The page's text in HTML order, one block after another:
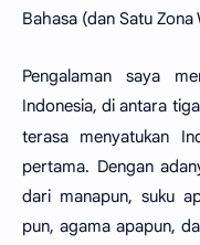
Bahasa (dan Satu Zona
Pengalaman saya
Indonesia, di antara
terasa menyatukan
pertama. Dengan
dari manapun, suku
pun, agama apapun,